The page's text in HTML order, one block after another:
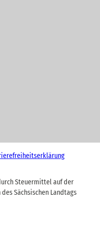
Steuermittel auf der
Sächsischen Landtags